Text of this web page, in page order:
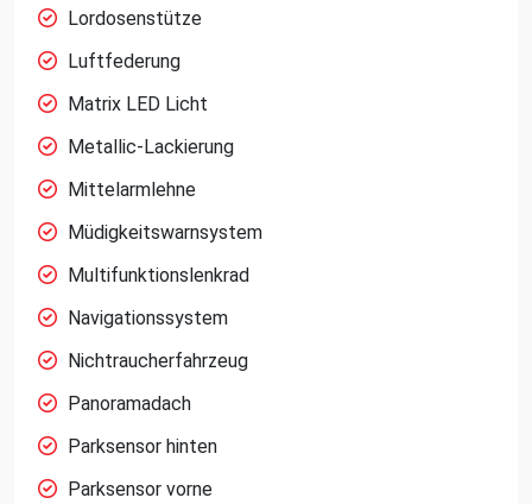
Lordosenstütze
Luftfederung
Matrix LED Licht
Metallic-Lackierung
Mittelarmlehne
Müdigkeitswarnsystem
Multifunktionslenkrad
Navigationssystem
Nichtraucherfahrzeug
Panoramadach
Parksensor hinten
Parksensor vorne